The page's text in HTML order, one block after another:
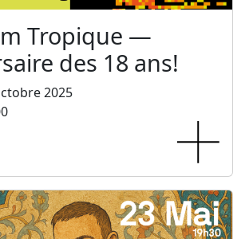
Tropique —
des 18 ans!
2025